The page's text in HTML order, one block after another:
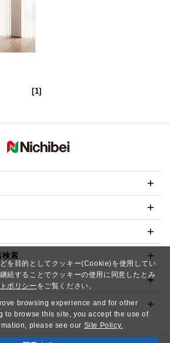
を目的としてクッキー(Cookie)を使用してい
続することでクッキーの使用に同意したとみ
ポリシー をご覧ください。
browsing experience and for other
to browse this site, you accept the use of
please see our Site Policy.
[1]
検索